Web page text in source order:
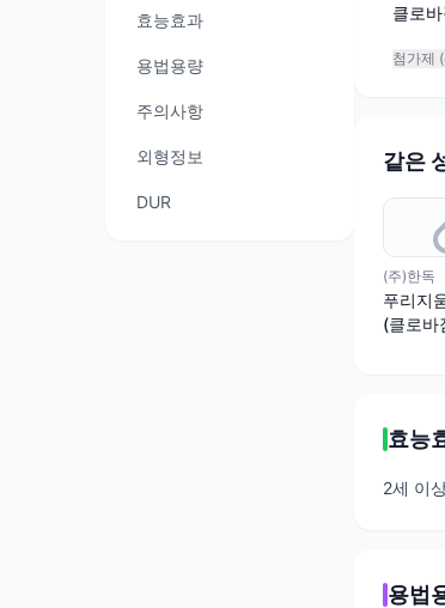
효능효과
용법용량
주의사항
외형정보
DUR
클로
첨가제 (
같은
(주)한독
푸리지
(클로바
효능
2세 이
용법